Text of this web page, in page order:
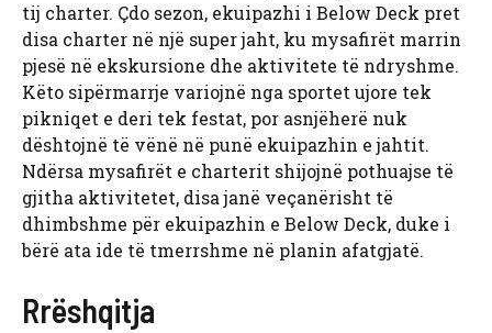
tij charter. Çdo sezon, ekuipazhi i Below Deck pret
disa charter në një super jaht, ku mysafirët marrin
pjesë në ekskursione dhe aktivitete të ndryshme.
Këto sipërmarrje variojnë nga sportet ujore tek
pikniqet e deri tek festat, por asnjëherë nuk
dështojnë të vënë në punë ekuipazhin e jahtit.
Ndërsa mysafirët e charterit shijojnë pothuajse të
gjitha aktivitetet, disa janë veçanërisht të
dhimbshme për ekuipazhin e Below Deck, duke i
bërë ata ide të tmerrshme në planin afatgjatë.
Rrëshqitja